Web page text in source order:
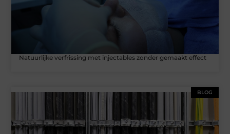
Natuurlijke verfrissing met injectables zonder gemaakt effect
BLOG